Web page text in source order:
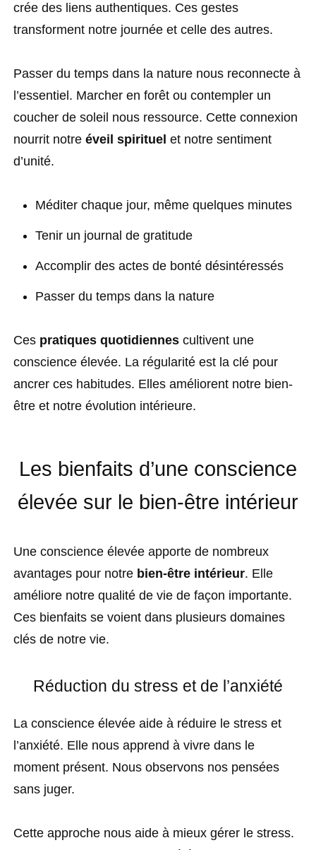
crée des liens authentiques. Ces gestes
transforment notre journée et celle des autres.
Passer du temps dans la nature nous reconnecte à
l’essentiel. Marcher en forêt ou contempler un
coucher de soleil nous ressource. Cette connexion
nourrit notre éveil spirituel et notre sentiment
d’unité.
Méditer chaque jour, même quelques minutes
Tenir un journal de gratitude
Accomplir des actes de bonté désintéressés
Passer du temps dans la nature
Ces pratiques quotidiennes cultivent une
conscience élevée. La régularité est la clé pour
ancrer ces habitudes. Elles améliorent notre bien-
être et notre évolution intérieure.
Les bienfaits d’une conscience
élevée sur le bien-être intérieur
Une conscience élevée apporte de nombreux
avantages pour notre bien-être intérieur. Elle
améliore notre qualité de vie de façon importante.
Ces bienfaits se voient dans plusieurs domaines
clés de notre vie.
Réduction du stress et de l’anxiété
La conscience élevée aide à réduire le stress et
l’anxiété. Elle nous apprend à vivre dans le
moment présent. Nous observons nos pensées
sans juger.
Cette approche nous aide à mieux gérer le stress.